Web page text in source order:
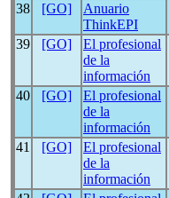
38 [GO]
Anuario
ThinkEPI
39
[GO]
El profesional
de la
información
40 [GO]
El profesional
de la
información
41 [GO]
El profesional
de la
información